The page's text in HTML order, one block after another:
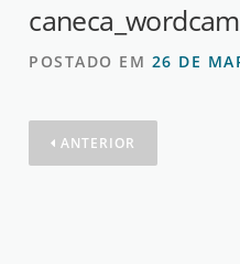
POSTADO EM 26 DE
ANTERIOR